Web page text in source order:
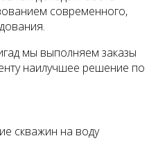
современного,
мы выполняем заказы
наилучшее решение по